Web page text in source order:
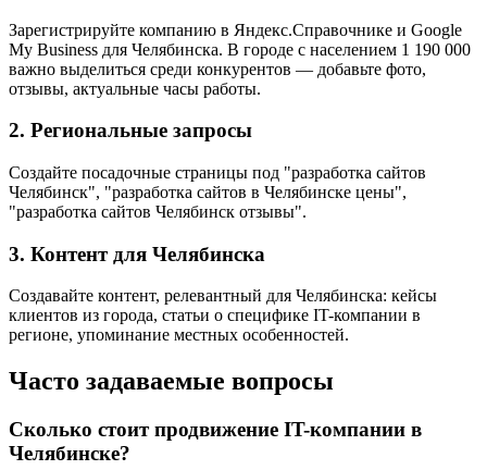
Зарегистрируйте компанию в Яндекс.Справочнике и Google
My Business для Челябинска. В городе с населением 1 190 000
важно выделиться среди конкурентов — добавьте фото,
отзывы, актуальные часы работы.
2. Региональные запросы
Создайте посадочные страницы под "разработка сайтов
Челябинск", "разработка сайтов в Челябинске цены",
"разработка сайтов Челябинск отзывы".
3. Контент для Челябинска
Создавайте контент, релевантный для Челябинска: кейсы
клиентов из города, статьи о специфике IT-компании в
регионе, упоминание местных особенностей.
Часто задаваемые вопросы
Сколько стоит продвижение IT-компании в
Челябинске?